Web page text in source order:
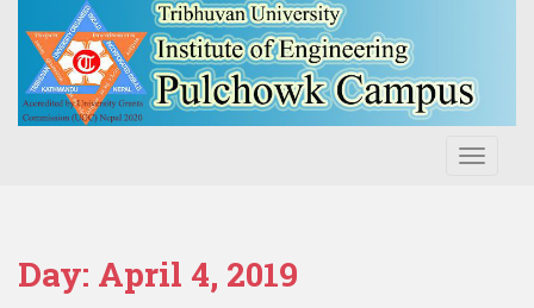
Day: April 4, 2019